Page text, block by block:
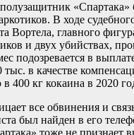
В ходе
Вортела, главного
и двух убийствах,
подозревается в
в качестве
400 кг кокаина в 2020
все обвинения и
был найден в его
тоже не признает